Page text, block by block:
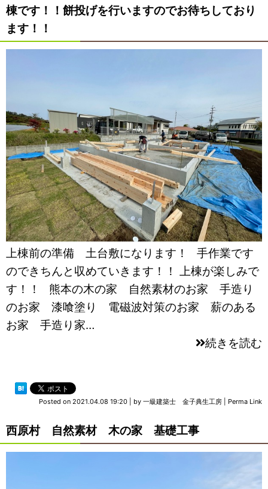
棟です！！餅投げを行いますのでお待ちしており
ます！！
上棟前の準備 土台敷になります！ 手作業です
のできちんと収めていきます！！ 上棟が楽しみで
す！！ 熊本の木の家 自然素材のお家 手造り
のお家 漆喰塗り 電磁波対策のお家 薪のある
お家 手造り家…
続きを読む
Posted on 2021.04.08 19:20 by 一級建築士 金子典生工房 Perma Link
西原村 自然素材 木の家 基礎工事